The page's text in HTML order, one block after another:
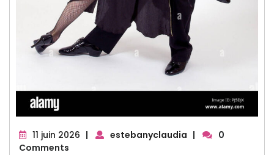
11 juin 2026 11| estebanyclaudia |
0
Comments